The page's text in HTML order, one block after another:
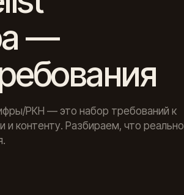
—
РКН — это набор требований к
и контенту. Разбираем, что реально